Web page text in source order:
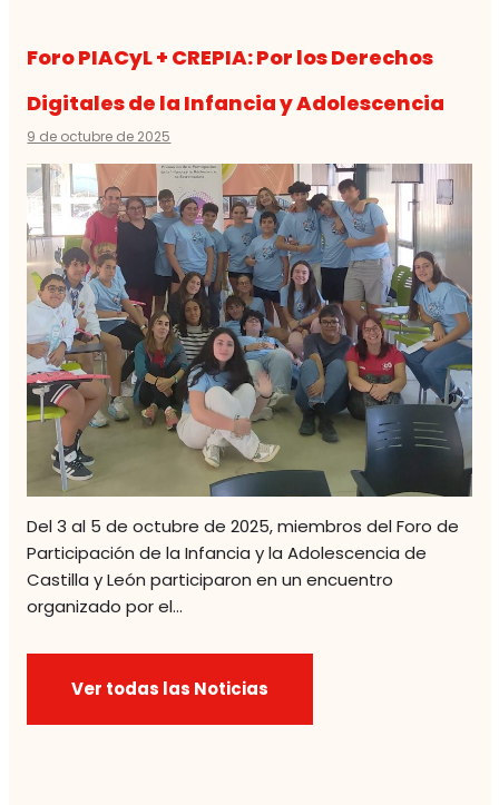
Foro PIACyL + CREPIA: Por los Derechos
Digitales de la Infancia y Adolescencia
9 de octubre de 2025
Del 3 al 5 de octubre de 2025, miembros del Foro de
Participación de la Infancia y la Adolescencia de
Castilla y León participaron en un encuentro
organizado por el…
Ver todas las Noticias